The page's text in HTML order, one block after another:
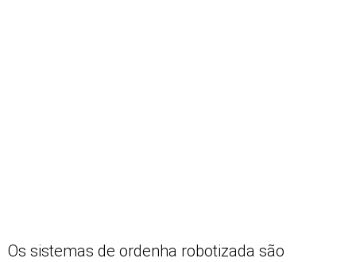
Os sistemas de ordenha robotizada são